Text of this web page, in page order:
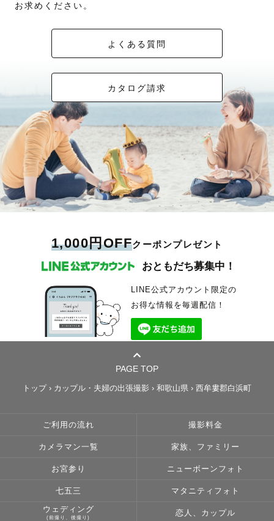
お求めください。
よくある質問
カタログ請求
1,000円OFFクーポンプレゼント
おともだち募集中！
LINE公式アカウント限定の
お得な情報を毎週配信！
PAGE TOP
トップ › カップル・夫婦の出張撮影 › 和歌山県 › 西牟婁郡白浜町
ご利用の流れ 撮影料金
カメラマン一覧 家族、ファミリー
お宮参り ニューボーンフォト
七五三 マタニティフォト
ウェディング
(前撮り、後撮り)
恋人、カップル